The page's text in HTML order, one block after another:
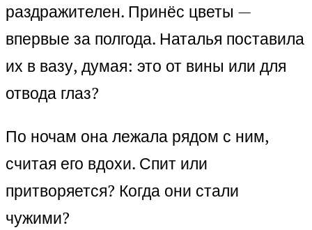
раздражителен. Принёс цветы —
впервые за полгода. Наталья поставила
их в вазу, думая: это от вины или для
отвода глаз?
По ночам она лежала рядом с ним,
считая его вдохи. Спит или
притворяется? Когда они стали
чужими?